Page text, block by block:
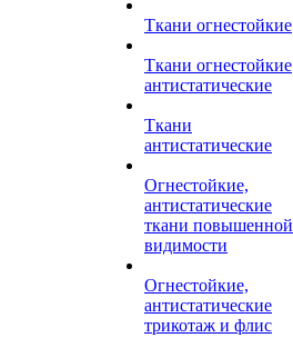
Ткани огнестойкие
Ткани огнестойкие
антистатические
Ткани
антистатические
Огнестойкие,
антистатические
ткани повышенной
видимости
Огнестойкие,
антистатические
трикотаж и флис